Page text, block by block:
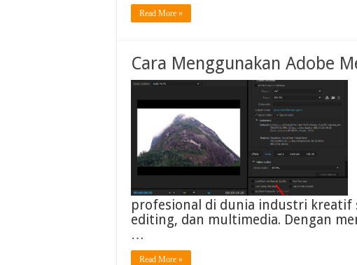
Read More »
Cara Menggunakan Adobe
profesional di dunia industri kreatif
editing, dan multimedia. Dengan
…
Read More »